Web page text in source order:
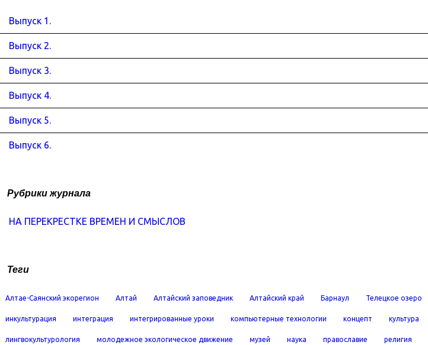
Выпуск 1.
Выпуск 2.
Выпуск 3.
Выпуск 4.
Выпуск 5.
Выпуск 6.
Рубрики журнала
НА ПЕРЕКРЕСТКЕ ВРЕМЕН И СМЫСЛОВ
Теги
Алтае-Саянский экорегион Алтай Алтайский заповедник Алтайский край Барнаул Телецкое озеро
инкультурация интеграция интегрированные уроки компьютерные технологии концепт культура
лингвокультурология молодежное экологическое движение музей наука православие религия